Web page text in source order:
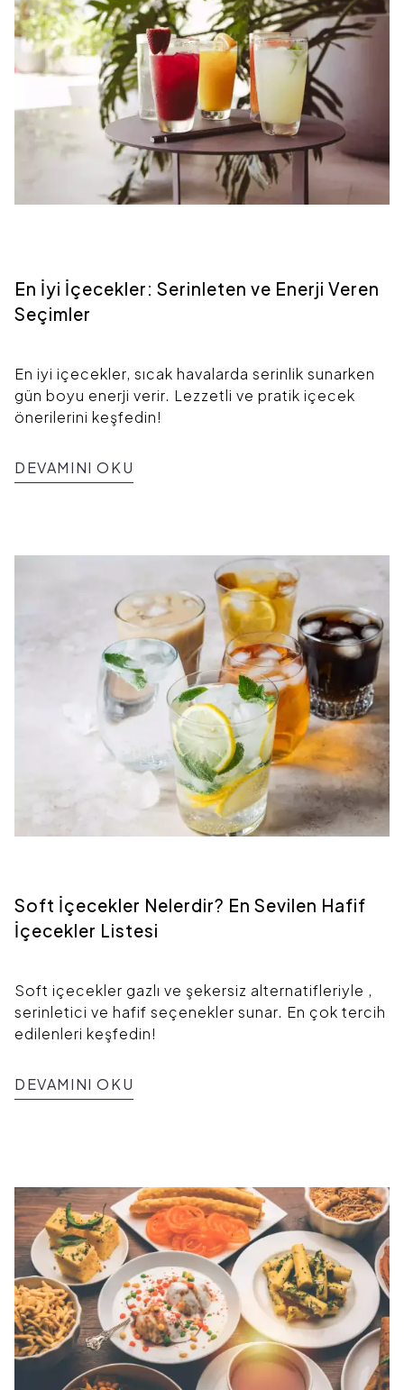
En İyi İçecekler: Serinleten ve Enerji Veren
Seçimler
En iyi içecekler, sıcak havalarda serinlik sunarken
gün boyu enerji verir. Lezzetli ve pratik içecek
önerilerini keşfedin!
DEVAMINI OKU
Soft İçecekler Nelerdir? En Sevilen Hafif
İçecekler Listesi
Soft içecekler gazlı ve şekersiz alternatifleriyle ,
serinletici ve hafif seçenekler sunar. En çok tercih
edilenleri keşfedin!
DEVAMINI OKU